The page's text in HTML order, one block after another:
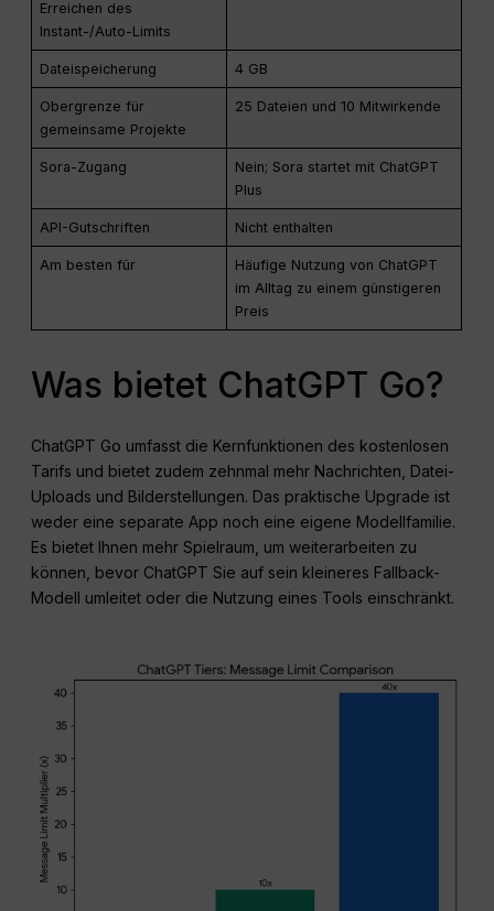
Erreichen des
Instant-/Auto-Limits
Dateispeicherung 4 GB
Obergrenze für
gemeinsame Projekte
25 Dateien und 10 Mitwirkende
Sora-Zugang
Nein; Sora startet mit ChatGPT
Plus
API-Gutschriften Nicht enthalten
Am besten für
Häufige Nutzung von ChatGPT
im Alltag zu einem günstigeren
Preis
Was bietet ChatGPT Go?
ChatGPT Go umfasst die Kernfunktionen des kostenlosen
Tarifs und bietet zudem zehnmal mehr Nachrichten, Datei-
Uploads und Bilderstellungen. Das praktische Upgrade ist
weder eine separate App noch eine eigene Modellfamilie.
Es bietet Ihnen mehr Spielraum, um weiterarbeiten zu
können, bevor ChatGPT Sie auf sein kleineres Fallback-
Modell umleitet oder die Nutzung eines Tools einschränkt.